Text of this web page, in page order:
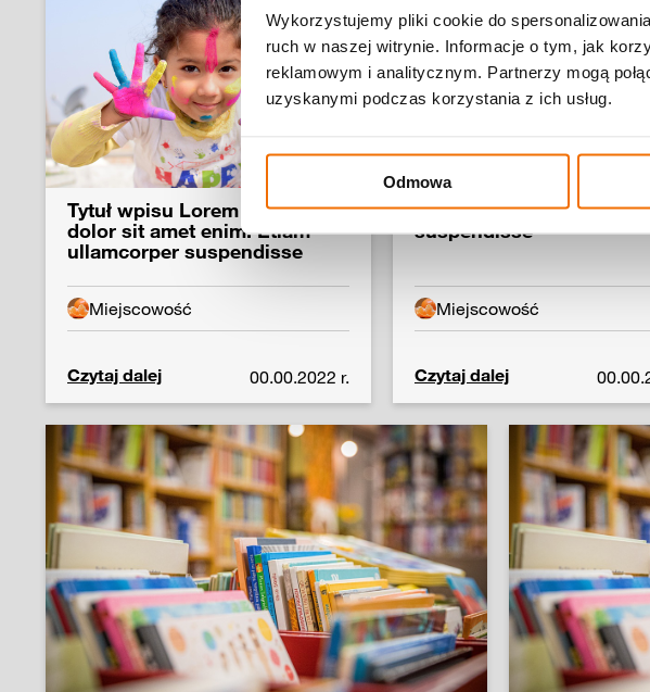
Wykorzystujemy pliki cookie do
ruch w naszej witrynie. Informacje o tym, jak
reklamowym i analitycznym. Partnerzy mogą
uzyskanymi podczas korzystania z ich usług.
Odmowa
Tytuł wpisu Lorem ipsum
dolor sit amet enim. Etiam
ullamcorper suspendisse
Miejscowość
Czytaj dalej 00.00.2022 r.
Etiam ullamcorper
suspendisse
Miejscowość
Czytaj dalej